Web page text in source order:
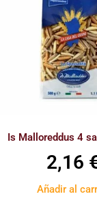
Is Malloreddus 4
2,16
Añadir al